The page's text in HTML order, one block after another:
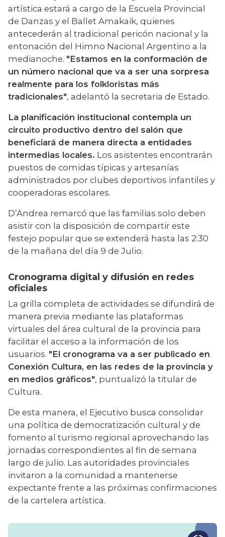
artística estará a cargo de la Escuela Provincial
de Danzas y el Ballet Amakaik, quienes
antecederán al tradicional pericón nacional y la
entonación del Himno Nacional Argentino a la
medianoche. "Estamos en la conformación de
un número nacional que va a ser una sorpresa
realmente para los folkloristas más
tradicionales", adelantó la secretaria de Estado.
La planificación institucional contempla un
circuito productivo dentro del salón que
beneficiará de manera directa a entidades
intermedias locales. Los asistentes encontrarán
puestos de comidas típicas y artesanías
administrados por clubes deportivos infantiles y
cooperadoras escolares.
D’Andrea remarcó que las familias solo deben
asistir con la disposición de compartir este
festejo popular que se extenderá hasta las 2:30
de la mañana del día 9 de Julio.
Cronograma digital y difusión en redes
oficiales
La grilla completa de actividades se difundirá de
manera previa mediante las plataformas
virtuales del área cultural de la provincia para
facilitar el acceso a la información de los
usuarios. "El cronograma va a ser publicado en
Conexión Cultura, en las redes de la provincia y
en medios gráficos", puntualizó la titular de
Cultura.
De esta manera, el Ejecutivo busca consolidar
una política de democratización cultural y de
fomento al turismo regional aprovechando las
jornadas correspondientes al fin de semana
largo de julio. Las autoridades provinciales
invitaron a la comunidad a mantenerse
expectante frente a las próximas confirmaciones
de la cartelera artística.